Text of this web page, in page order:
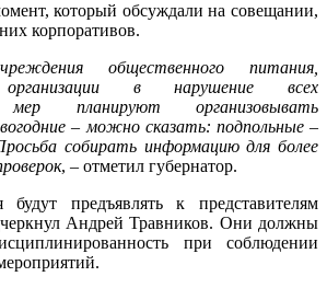
который обсуждали на совещании,
корпоративов.
общественного питания,
организации в нарушение всех
мер планируют организовывать
– можно сказать: подпольные –
собирать информацию для более
, – отметил губернатор.
будут предъявлять к представителям
Андрей Травников. Они должны
при соблюдении